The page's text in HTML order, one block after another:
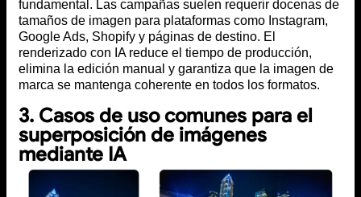
fundamental. Las campañas suelen requerir docenas de
tamaños de imagen para plataformas como Instagram,
Google Ads, Shopify y páginas de destino. El
renderizado con IA reduce el tiempo de producción,
elimina la edición manual y garantiza que la imagen de
marca se mantenga coherente en todos los formatos.
3. Casos de uso comunes para el
superposición de imágenes
mediante IA